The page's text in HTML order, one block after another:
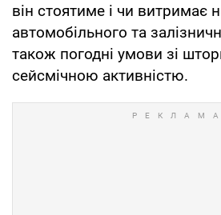
він стоятиме і чи витримає
автомобільного та
також погодні умови зі
сейсмічною активністю.